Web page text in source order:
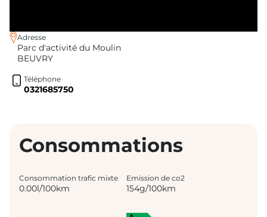
Adresse
Parc d'activité du Moulin
BEUVRY
Téléphone
0321685750
Consommations
Consommation trafic mixte
0.00l/100km
Emission de co2
154g/100km